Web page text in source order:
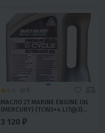
МАСЛО 2T MARINE ENGINE OIL
(MERCURY) (TCW3+4 LIT@3)
(4Л) 5300
3 120 ₽